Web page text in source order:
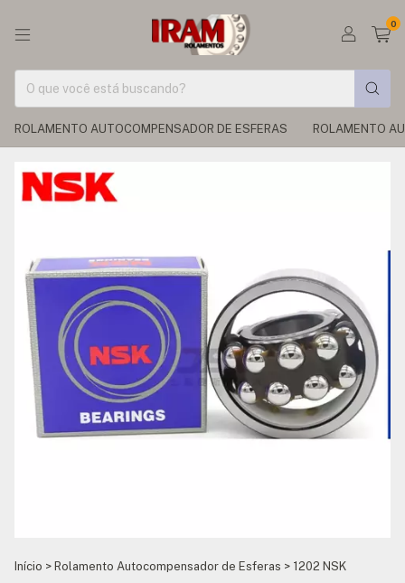
0
ROLAMENTO AUTOCOMPENSADOR DE ESFERAS ROLAMENTO
Início > Rolamento Autocompensador de Esferas > 1202 NSK